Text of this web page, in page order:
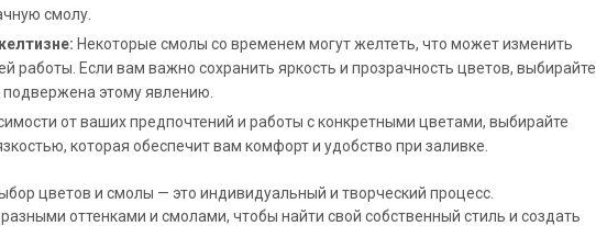
смолу.
Некоторые смолы со временем могут желтеть, что может изменить
работы. Если вам важно сохранить яркость и прозрачность цветов, выбирайте
подвержена этому явлению.
от ваших предпочтений и работы с конкретными цветами, выбирайте
которая обеспечит вам комфорт и удобство при заливке.
цветов и смолы — это индивидуальный и творческий процесс.
оттенками и смолами, чтобы найти свой собственный стиль и создать